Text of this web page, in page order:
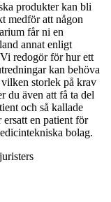
produkter kan bli
medför att någon
får ni en
annat enligt
redogör för hur ett
kan behöva
storlek på krav
du även att få ta del
och så kallade
en patient för
bolag.